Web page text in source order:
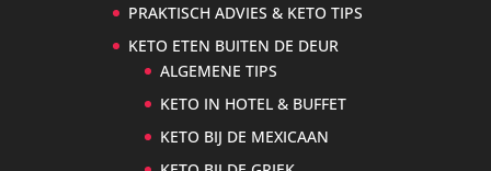
PRAKTISCH ADVIES & KETO TIPS
KETO ETEN BUITEN DE DEUR
ALGEMENE TIPS
KETO IN HOTEL & BUFFET
KETO BIJ DE MEXICAAN